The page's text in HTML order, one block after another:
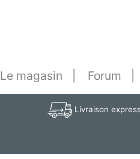
Le magasin Forum
Livraison